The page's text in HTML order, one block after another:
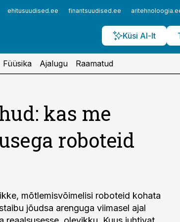
ehitusuudised.ee finantsuudised.ee
Küsi AI-lt
Füüsika Ajalugu Raamatud
kas me
roboteid
mõtlemisvõimelisi roboteid kohata
jõudsa arenguga viimasel ajal